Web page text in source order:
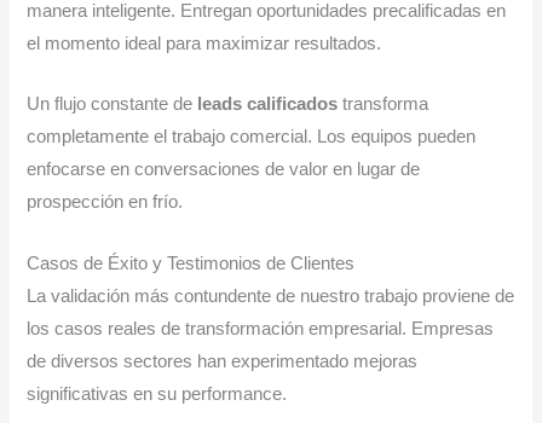
manera inteligente. Entregan oportunidades precalificadas en
el momento ideal para maximizar resultados.
Un flujo constante de leads calificados transforma
completamente el trabajo comercial. Los equipos pueden
enfocarse en conversaciones de valor en lugar de
prospección en frío.
Casos de Éxito y Testimonios de Clientes
La validación más contundente de nuestro trabajo proviene de
los casos reales de transformación empresarial. Empresas
de diversos sectores han experimentado mejoras
significativas en su performance.